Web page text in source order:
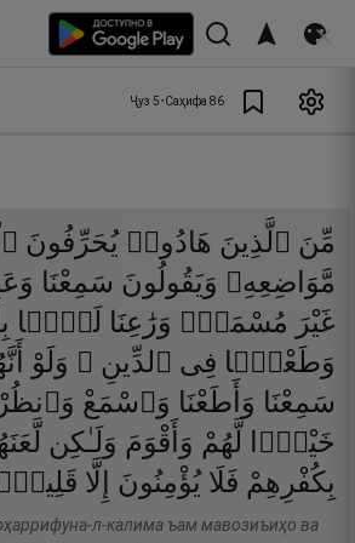
Ҷуз 5•Саҳифа 86
مِّنَ ٱلَّذِينَ هَادُوا۟ يُحَرِّفُونَ
مَّوَاضِعِهِۦ وَيَقُولُونَ سَمِعْنَا
غَيْرَ مُسْمَعٍۢ وَرَٰعِنَا لَيًّۢا
وَطَعْنًۭا فِى ٱلدِّينِ ۚ وَلَوْ
سَمِعْنَا وَأَطَعْنَا وَٱسْمَعْ
خَيْرًۭا
لَّهُمْ وَأَقْوَمَ وَلَـٰكِن
بِكُفْرِهِمْ فَلَا يُؤْمِنُونَ إِلَّا
л-калима ъам мавозиъиҳо ва